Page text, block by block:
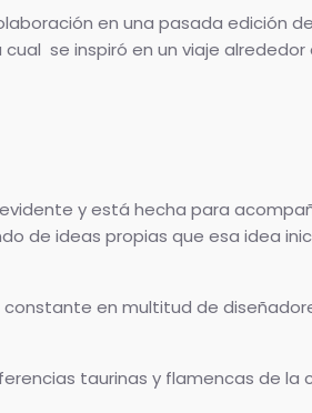
en una pasada edición
se inspiró en un viaje
y está hecha para
de ideas propias que esa idea
en multitud de
taurinas y flamencas de la